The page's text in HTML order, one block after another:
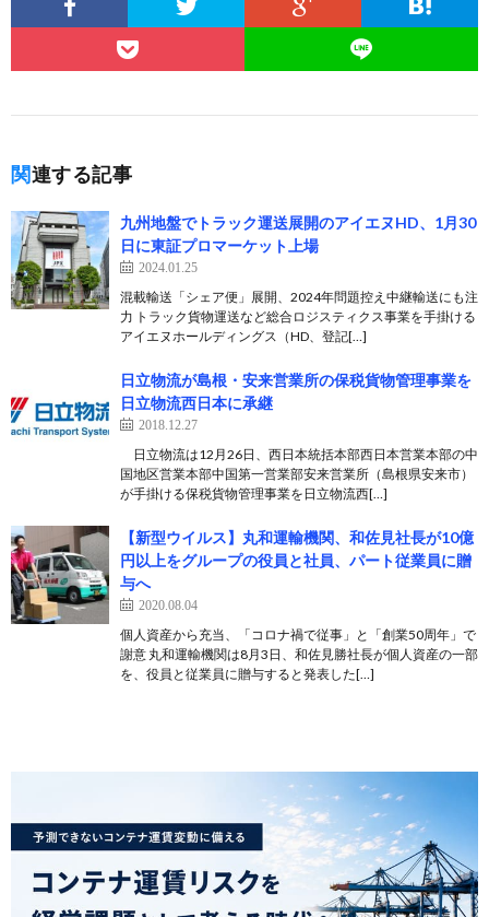
関連する記事
九州地盤でトラック運送展開のアイエヌHD、1月30
日に東証プロマーケット上場
2024.01.25
混載輸送「シェア便」展開、2024年問題控え中継輸送にも注
力 トラック貨物運送など総合ロジスティクス事業を手掛ける
アイエヌホールディングス（HD、登記[…]
日立物流が島根・安来営業所の保税貨物管理事業を
日立物流西日本に承継
2018.12.27
日立物流は12月26日、西日本統括本部西日本営業本部の中
国地区営業本部中国第一営業部安来営業所（島根県安来市）
が手掛ける保税貨物管理事業を日立物流西[…]
【新型ウイルス】丸和運輸機関、和佐見社長が10億
円以上をグループの役員と社員、パート従業員に贈
与へ
2020.08.04
個人資産から充当、「コロナ禍で従事」と「創業50周年」で
謝意 丸和運輸機関は8月3日、和佐見勝社長が個人資産の一部
を、役員と従業員に贈与すると発表した[…]